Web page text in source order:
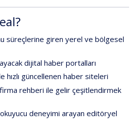
süreçlerine giren yerel ve bölgesel
dijital haber portalları
hızlı güncellenen haber siteleri
rehberi ile gelir çeşitlendirmek
deneyimi arayan editöryel